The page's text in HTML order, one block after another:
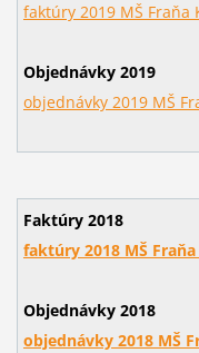
faktúry 2019 MŠ Fraňa
Objednávky 2019
objednávky 2019 MŠ
Faktúry 2018
faktúry 2018 MŠ
Objednávky 2018
objednávky 2018 MŠ